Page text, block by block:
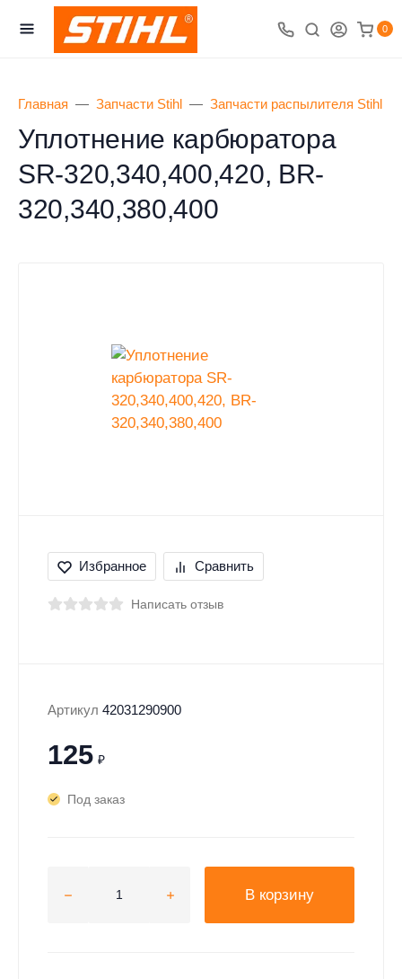
0
Главная Запчасти Stihl Запчасти распылителя Stihl
Уплотнение карбюратора
SR-320,340,400,420, BR-
320,340,380,400
Избранное Сравнить
Написать отзыв
Артикул 42031290900
125 ₽
Под заказ
В корзину